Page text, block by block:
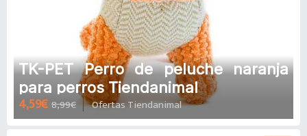
TK-PET Perro de peluche naranja
para perros Tiendanimal
4,59€ 8,99€ Ofertas Tiendanimal